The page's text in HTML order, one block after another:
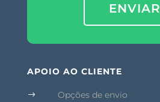
ENVIAR
APOIO AO CLIENTE
$ Opções de envio